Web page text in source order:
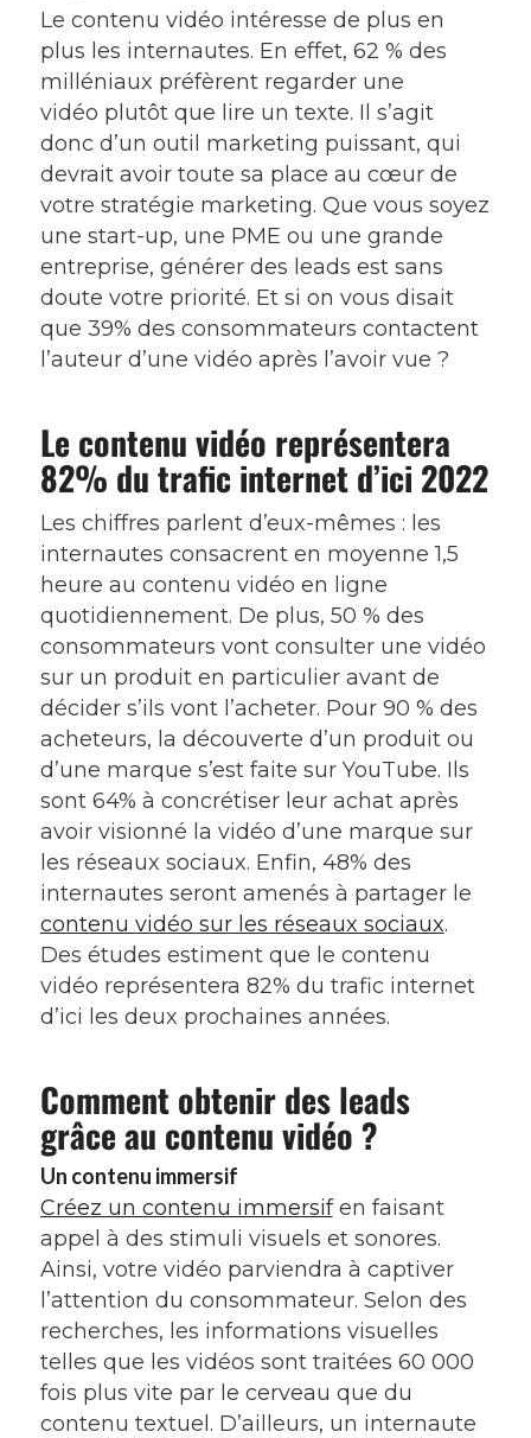
Le contenu vidéo intéresse de plus en
plus les internautes. En effet, 62 % des
milléniaux préfèrent regarder une
vidéo plutôt que lire un texte. Il s’agit
donc d’un outil marketing puissant, qui
devrait avoir toute sa place au cœur de
votre stratégie marketing. Que vous soyez
une start-up, une PME ou une grande
entreprise, générer des leads est sans
doute votre priorité. Et si on vous disait
que 39% des consommateurs contactent
l’auteur d’une vidéo après l’avoir vue ?
Le contenu vidéo représentera
82% du trafic internet d’ici 2022
Les chiffres parlent d’eux-mêmes : les
internautes consacrent en moyenne 1,5
heure au contenu vidéo en ligne
quotidiennement. De plus, 50 % des
consommateurs vont consulter une vidéo
sur un produit en particulier avant de
décider s’ils vont l’acheter. Pour 90 % des
acheteurs, la découverte d’un produit ou
d’une marque s’est faite sur YouTube. Ils
sont 64% à concrétiser leur achat après
avoir visionné la vidéo d’une marque sur
les réseaux sociaux. Enfin, 48% des
internautes seront amenés à partager le
contenu vidéo sur les réseaux sociaux.
Des études estiment que le contenu
vidéo représentera 82% du trafic internet
d’ici les deux prochaines années.
Comment obtenir des leads
grâce au contenu vidéo ?
Un contenu immersif
Créez un contenu immersifen faisant
appel à des stimuli visuels et sonores.
Ainsi, votre vidéo parviendra à captiver
l’attention du consommateur. Selon des
recherches, les informations visuelles
telles que les vidéos sont traitées 60 000
fois plus vite par le cerveau que du
contenu textuel. D’ailleurs, un internaute